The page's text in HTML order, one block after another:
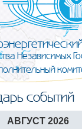
Независимых
событий
АВГУСТ 2026